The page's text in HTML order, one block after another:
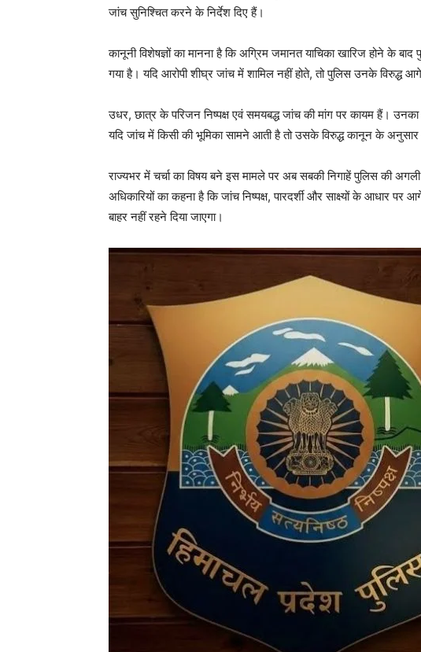
Magazine PRO
SUBSCRIBE NOW
जांच सुनिश्चित करने के निर्देश दिए हैं।
कानूनी विशेषज्ञों का मानना है कि अग्रिम जमानत याचिका खारिज होने के
गया है। यदि आरोपी शीघ्र जांच में शामिल नहीं होते, तो पुलिस उनके विरुद्ध
उधर, छात्र के परिजन निष्पक्ष एवं समयबद्ध जांच की मांग पर कायम हैं।
यदि जांच में किसी की भूमिका सामने आती है तो उसके विरुद्ध कानून के अनुसार
राज्यभर में चर्चा का विषय बने इस मामले पर अब सबकी निगाहें पुलिस की
अधिकारियों का कहना है कि जांच निष्पक्ष, पारदर्शी और साक्ष्यों के आधार पर
बाहर नहीं रहने दिया जाएगा।